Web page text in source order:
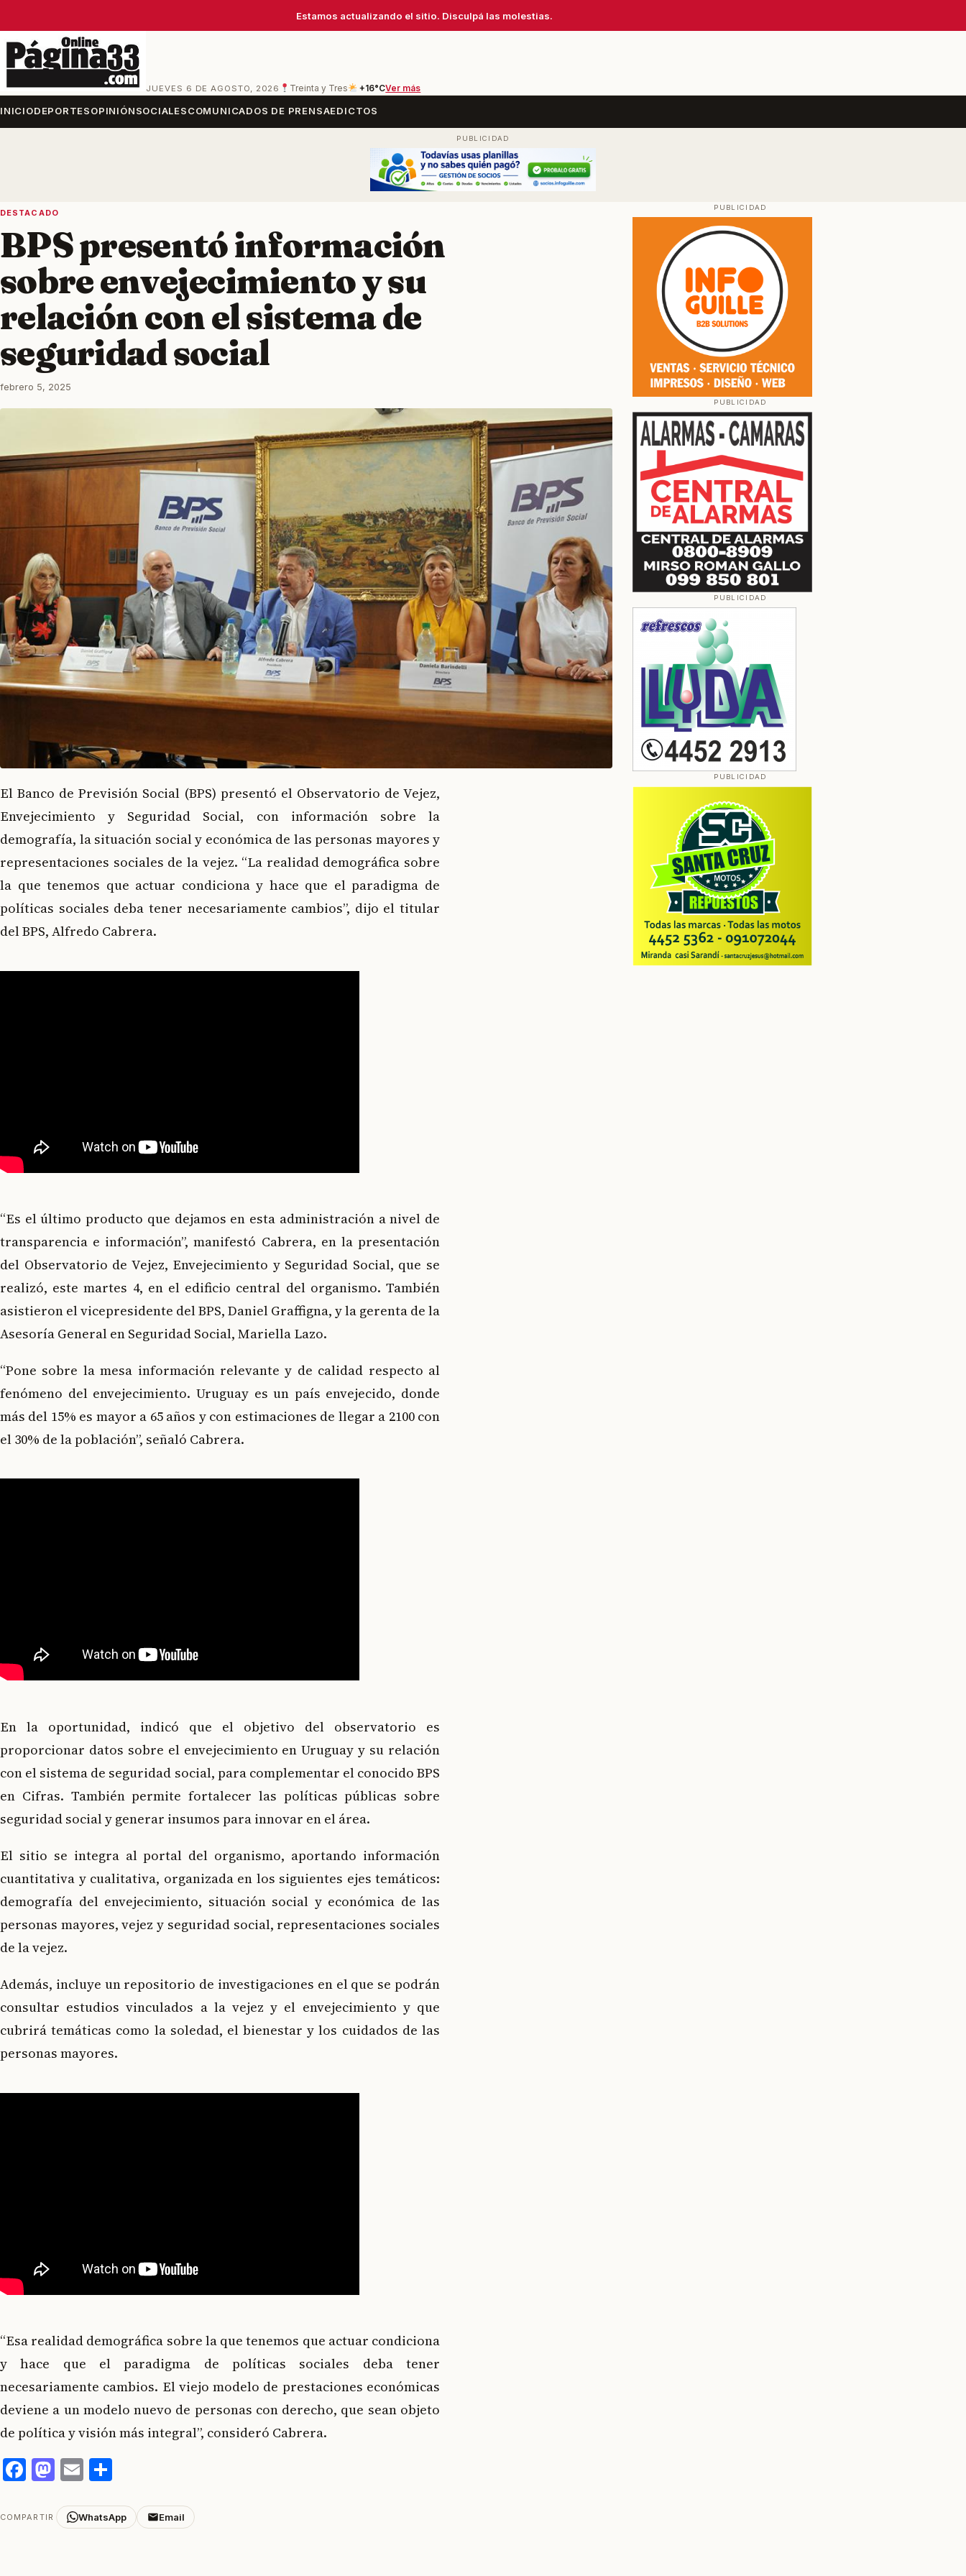
Estamos actualizando el sitio. Disculpá las molestias.
JUEVES 6 DE AGOSTO, 2026 Treinta y Tres +16°CVer más
INICIODEPORTESOPINIÓNSOCIALESCOMUNICADOS DE PRENSAEDICTOS
DESTACADO
BPS presentó información
sobre envejecimiento y su
relación con el sistema de
seguridad social
febrero 5, 2025
El Banco de Previsión Social (BPS) presentó el Observatorio de Vejez,
Envejecimiento y Seguridad Social, con información sobre la
demografía, la situación social y económica de las personas mayores y
representaciones sociales de la vejez. “La realidad demográfica sobre
la que tenemos que actuar condiciona y hace que el paradigma de
políticas sociales deba tener necesariamente cambios”, dijo el titular
del BPS, Alfredo Cabrera.
“Es el último producto que dejamos en esta administración a nivel de
transparencia e información”, manifestó Cabrera, en la presentación
del Observatorio de Vejez, Envejecimiento y Seguridad Social, que se
realizó, este martes 4, en el edificio central del organismo. También
asistieron el vicepresidente del BPS, Daniel Graffigna, y la gerenta de la
Asesoría General en Seguridad Social, Mariella Lazo.
“Pone sobre la mesa información relevante y de calidad respecto al
fenómeno del envejecimiento. Uruguay es un país envejecido, donde
más del 15% es mayor a 65 años y con estimaciones de llegar a 2100 con
el 30% de la población”, señaló Cabrera.
En la oportunidad, indicó que el objetivo del observatorio es
proporcionar datos sobre el envejecimiento en Uruguay y su relación
con el sistema de seguridad social, para complementar el conocido BPS
en Cifras. También permite fortalecer las políticas públicas sobre
seguridad social y generar insumos para innovar en el área.
El sitio se integra al portal del organismo, aportando información
cuantitativa y cualitativa, organizada en los siguientes ejes temáticos:
demografía del envejecimiento, situación social y económica de las
personas mayores, vejez y seguridad social, representaciones sociales
de la vejez.
Además, incluye un repositorio de investigaciones en el que se podrán
consultar estudios vinculados a la vejez y el envejecimiento y que
cubrirá temáticas como la soledad, el bienestar y los cuidados de las
personas mayores.
“Esa realidad demográfica sobre la que tenemos que actuar condiciona
y hace que el paradigma de políticas sociales deba tener
necesariamente cambios. El viejo modelo de prestaciones económicas
deviene a un modelo nuevo de personas con derecho, que sean objeto
de política y visión más integral”, consideró Cabrera.
Facebook
Mastodon
Email
COMPARTIR WhatsApp Email